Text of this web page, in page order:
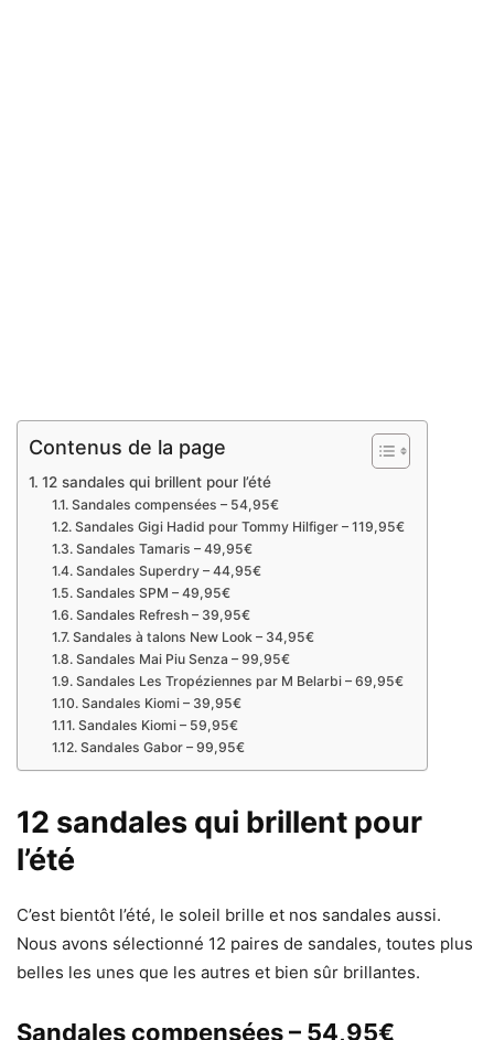
Contenus de la page
12 sandales qui brillent pour l’été
Sandales compensées – 54,95€
Sandales Gigi Hadid pour Tommy Hilfiger – 119,95€
Sandales Tamaris – 49,95€
Sandales Superdry – 44,95€
Sandales SPM – 49,95€
Sandales Refresh – 39,95€
Sandales à talons New Look – 34,95€
Sandales Mai Piu Senza – 99,95€
Sandales Les Tropéziennes par M Belarbi – 69,95€
Sandales Kiomi – 39,95€
Sandales Kiomi – 59,95€
Sandales Gabor – 99,95€
12 sandales qui brillent pour
l’été
C’est bientôt l’été, le soleil brille et nos sandales aussi.
Nous avons sélectionné 12 paires de sandales, toutes plus
belles les unes que les autres et bien sûr brillantes.
Sandales compensées – 54,95€